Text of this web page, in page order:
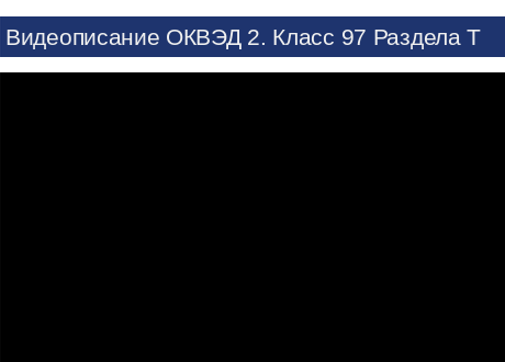
Видеописание ОКВЭД 2. Класс 97 Раздела T